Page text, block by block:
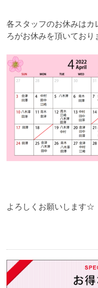
各スタッフのお休みはカ
ろがお休みを頂いており
よろしくお願いします☆